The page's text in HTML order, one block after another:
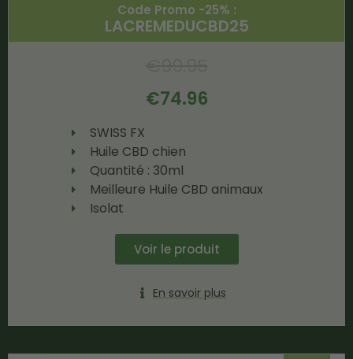
Code Promo -25% :
LACREMEDUCBD25
€74.96
SWISS FX
Huile CBD chien
Quantité : 30ml
Meilleure Huile CBD animaux
Isolat
Voir le produit
En savoir plus